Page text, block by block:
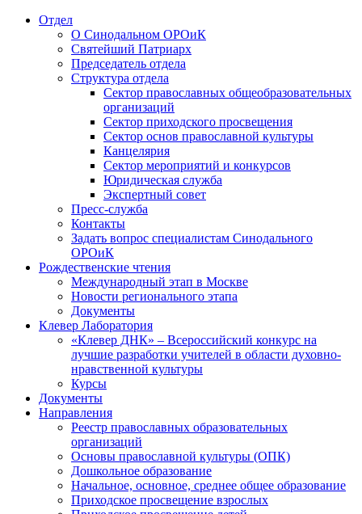
Отдел
О Синодальном ОРОиК
Святейший Патриарх
Председатель отдела
Структура отдела
Сектор православных общеобразовательных
организаций
Сектор приходского просвещения
Сектор основ православной культуры
Канцелярия
Сектор мероприятий и конкурсов
Юридическая служба
Экспертный совет
Пресс-служба
Контакты
Задать вопрос специалистам Синодального
ОРОиК
Рождественские чтения
Международный этап в Москве
Новости регионального этапа
Документы
Клевер Лаборатория
«Клевер ДНК» – Всероссийский конкурс на
лучшие разработки учителей в области духовно-
нравственной культуры
Курсы
Документы
Направления
Реестр православных образовательных
организаций
Основы православной культуры (ОПК)
Дошкольное образование
Начальное, основное, среднее общее образование
Приходское просвещение взрослых